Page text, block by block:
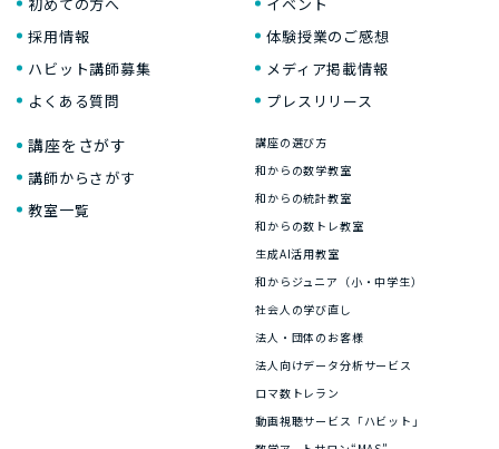
採用情報
ハビット講師募集
よくある質問
体験授業のご感想
メディア掲載情報
プレスリリース
講座をさがす
講師からさがす
教室一覧
講座の選び方
和からの数学教室
和からの統計教室
和からの数トレ教室
生成AI活用教室
和からジュニア（小・中学生）
社会人の学び直し
法人・団体のお客様
法人向けデータ分析サービス
ロマ数トレラン
動画視聴サービス「ハビット」